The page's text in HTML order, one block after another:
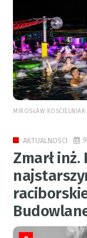
MIROSŁAW KOŚCIELNIAK
AKTUALNOŚCI
Zmarł inż.